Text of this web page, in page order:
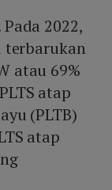
2022,
terbarukan
atau 69%
atap
(PLTB)
atap